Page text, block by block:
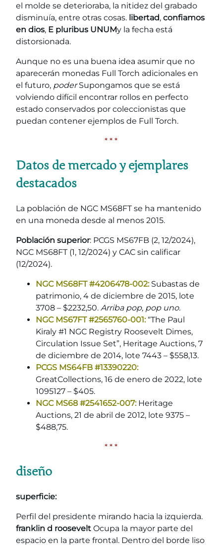
el molde se deterioraba, la nitidez del grabado
disminuía, entre otras cosas. libertad, confiamos
en dios, E pluribus UNUMy la fecha está
distorsionada.
Aunque no es una buena idea asumir que no
aparecerán monedas Full Torch adicionales en
el futuro, poderSupongamos que se está
volviendo difícil encontrar rollos en perfecto
estado conservados por coleccionistas que
puedan contener ejemplos de Full Torch.
* * *
Datos de mercado y ejemplares
destacados
La población de NGC MS68FT se ha mantenido
en una moneda desde al menos 2015.
Población superior: PCGS MS67FB (2, 12/2024),
NGC MS68FT (1, 12/2024) y CAC sin calificar
(12/2024).
NGC MS68FT #4206478-002:Subastas de
patrimonio, 4 de diciembre de 2015, lote
3708 – $2232,50. Arriba pop, pop uno.
NGC MS67FT #2565760-001:“The Paul
Kiraly #1 NGC Registry Roosevelt Dimes,
Circulation Issue Set”, Heritage Auctions, 7
de diciembre de 2014, lote 7443 – $558,13.
PCGS MS64FB #13390220:
GreatCollections, 16 de enero de 2022, lote
1095127 – $405.
NGC MS68 #2541652-007:Heritage
Auctions, 21 de abril de 2012, lote 9375 –
$488,75.
* * *
diseño
superficie:
Perfil del presidente mirando hacia la izquierda.
franklin d roosevelt Ocupa la mayor parte del
espacio en la parte frontal. Dentro del borde liso